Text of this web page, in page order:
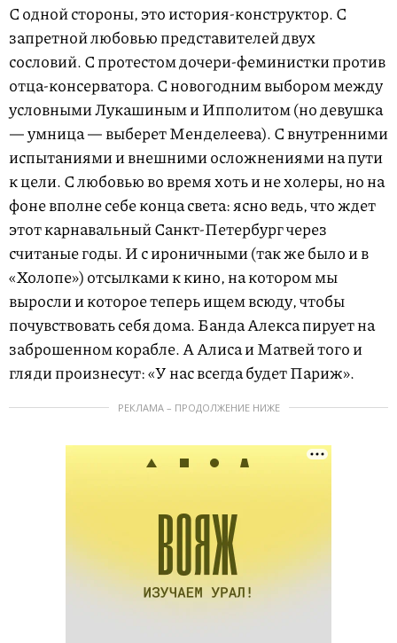
С одной стороны, это история-конструктор. С
запретной любовью представителей двух
сословий. С протестом дочери-феминистки против
отца-консерватора. С новогодним выбором между
условными Лукашиным и Ипполитом (но девушка
— умница — выберет Менделеева). С внутренними
испытаниями и внешними осложнениями на пути
к цели. С любовью во время хоть и не холеры, но на
фоне вполне себе конца света: ясно ведь, что ждет
этот карнавальный Санкт-Петербург через
считаные годы. И с ироничными (так же было и в
«Холопе») отсылками к кино, на котором мы
выросли и которое теперь ищем всюду, чтобы
почувствовать себя дома. Банда Алекса пирует на
заброшенном корабле. А Алиса и Матвей того и
гляди произнесут: «У нас всегда будет Париж».
РЕКЛАМА – ПРОДОЛЖЕНИЕ НИЖЕ